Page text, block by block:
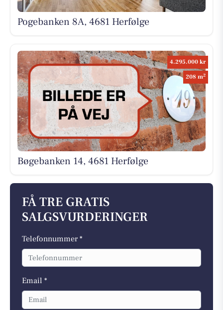
Pogebanken 8A, 4681 Herfølge
4.295.000 kr
208 m2
Bøgebanken 14, 4681 Herfølge
FÅ TRE GRATIS
SALGSVURDERINGER
Telefonnummer *
Email *